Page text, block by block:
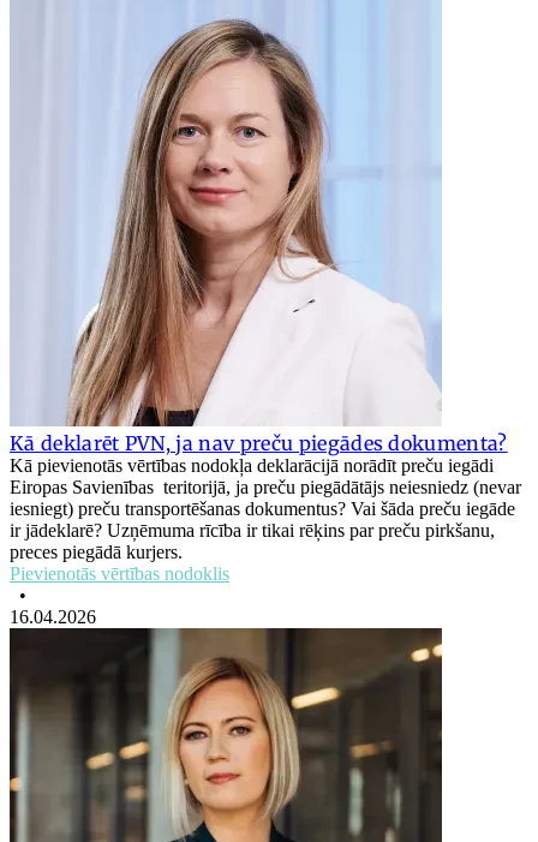
Kā deklarēt PVN, ja nav preču piegādes dokumenta?
Kā pievienotās vērtības nodokļa deklarācijā norādīt preču iegādi
Eiropas Savienības teritorijā, ja preču piegādātājs neiesniedz (nevar
iesniegt) preču transportēšanas dokumentus? Vai šāda preču iegāde
ir jādeklarē? Uzņēmuma rīcība ir tikai rēķins par preču pirkšanu,
preces piegādā kurjers.
Pievienotās vērtības nodoklis
•
16.04.2026